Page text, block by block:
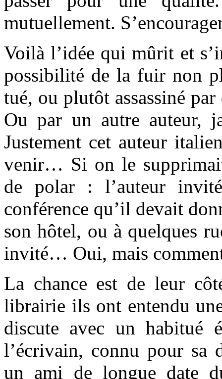
mutuellement.
Voilà l’idée qui mûrit et
possibilité de la fuir non
tué, ou plutôt assassiné
Ou par un autre auteur,
Justement cet auteur
venir… Si on le
de polar : l’auteur
conférence qu’il devait
son hôtel, ou à quelques
invité… Oui, mais
La chance est de leur
librairie ils ont entendu
discute avec un habitué
l’écrivain, connu pour sa
un ami de longue date